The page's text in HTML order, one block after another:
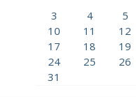
3
4 5
10
11 12
17
18 19
24
25 26
31